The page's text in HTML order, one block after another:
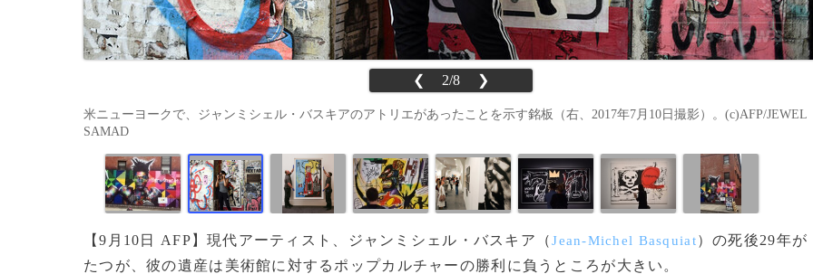
❮ 2/8 ❯
米ニューヨークで、ジャンミシェル・バスキアのアトリエがあったことを示す銘板（右、2017年7月10日撮影）。(c)AFP/JEWEL
SAMAD
【9月10日 AFP】現代アーティスト、ジャンミシェル・バスキア（Jean-Michel Basquiat）の死後29年が
たつが、彼の遺産は美術館に対するポップカルチャーの勝利に負うところが大きい。